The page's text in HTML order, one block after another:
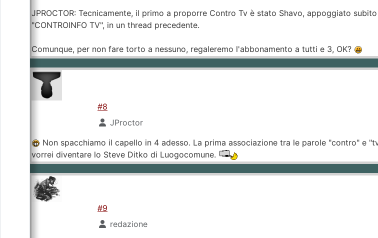
JPROCTOR: Tecnicamente, il primo a proporre Contro Tv è stato Shavo, appoggiato
"CONTROINFO TV", in un thread precedente.
Comunque, per non fare torto a nessuno, regaleremo l'abbonamento a tutti e 3, OK?
#8
JProctor
Non spacchiamo il capello in 4 adesso. La prima associazione tra le parole "contro" e
vorrei diventare lo Steve Ditko di Luogocomune.
#9
redazione